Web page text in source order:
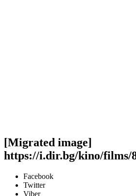
[Migrated image]
https://i.dir.bg/kino/films/
Facebook
Twitter
Viber